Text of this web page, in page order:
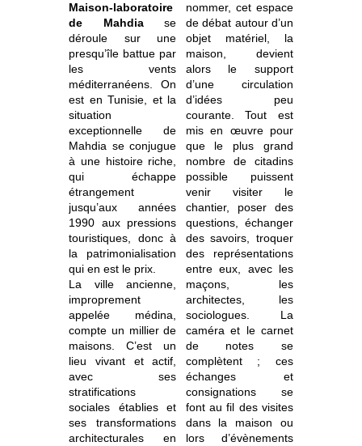
Maison-laboratoire
de Mahdiase
déroule sur une
presqu’île battue par
les vents
méditerranéens. On
est en Tunisie, et la
situation
exceptionnelle de
Mahdia se conjugue
à une histoire riche,
qui échappe
étrangement
jusqu’aux années
1990 aux pressions
touristiques, donc à
la patrimonialisation
qui en est le prix.
La ville ancienne,
improprement
appelée médina,
compte un millier de
maisons. C’est un
lieu vivant et actif,
avec ses
stratifications
sociales établies et
ses transformations
architecturales en
nommer, cet espace
de débat autour d’un
objet matériel, la
maison, devient
alors le support
d’une circulation
d’idées peu
courante. Tout est
mis en œuvre pour
que le plus grand
nombre de citadins
possible puissent
venir visiter le
chantier, poser des
questions, échanger
des savoirs, troquer
des représentations
entre eux, avec les
maçons, les
architectes, les
sociologues. La
caméra et le carnet
de notes se
complètent ; ces
échanges et
consignations se
font au fil des visites
dans la maison ou
lors d’évènements